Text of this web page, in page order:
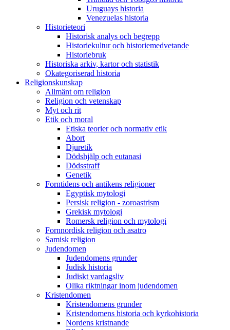
Uruguays historia
Venezuelas historia
Historieteori
Historisk analys och begrepp
Historiekultur och historiemedvetande
Historiebruk
Historiska arkiv, kartor och statistik
Okategoriserad historia
Religionskunskap
Allmänt om religion
Religion och vetenskap
Myt och rit
Etik och moral
Etiska teorier och normativ etik
Abort
Djuretik
Dödshjälp och eutanasi
Dödsstraff
Genetik
Forntidens och antikens religioner
Egyptisk mytologi
Persisk religion - zoroastrism
Grekisk mytologi
Romersk religion och mytologi
Fornnordisk religion och asatro
Samisk religion
Judendomen
Judendomens grunder
Judisk historia
Judiskt vardagsliv
Olika riktningar inom judendomen
Kristendomen
Kristendomens grunder
Kristendomens historia och kyrkohistoria
Nordens kristnande